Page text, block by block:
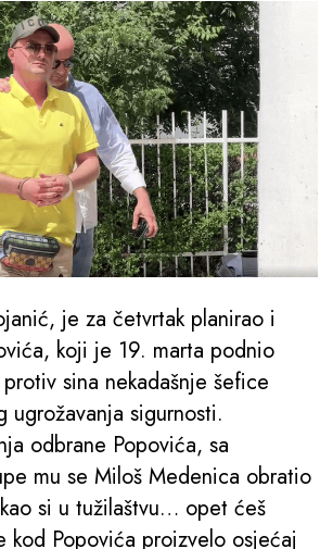
je za četvrtak planirao i
koji je 19. marta podnio
sina nekadašnje šefice
ugrožavanja sigurnosti.
odbrane Popovića, sa
mu se Miloš Medenica obratio
si u tužilaštvu… opet ćeš
kod Popovića proizvelo osjećaj